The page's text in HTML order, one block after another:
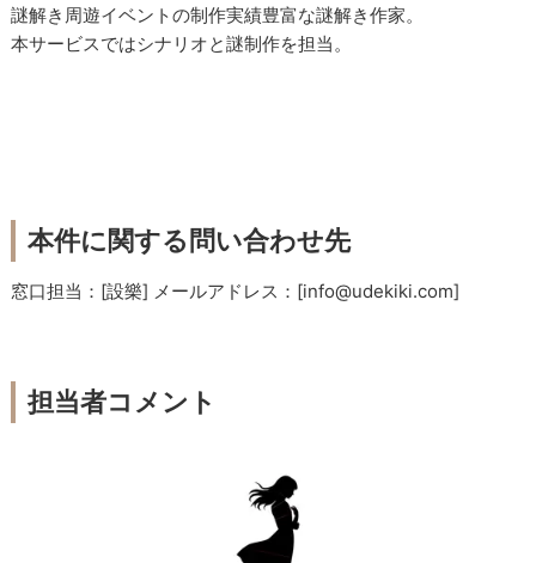
謎解き周遊イベントの制作実績豊富な謎解き作家。
本サービスではシナリオと謎制作を担当。
本件に関する問い合わせ先
窓口担当：[設樂] メールアドレス：[info@udekiki.com]
担当者コメント